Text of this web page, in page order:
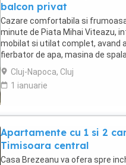
balcon privat
Cazare comfortabila si
minute de Piata Mihai Viteazu,
mobilat si utilat complet, avand
fierbator de apa, masina de
internet. Are si un ...
Cluj-Napoca, Cluj
1 ianuarie
Apartamente cu 1 si 2
Timisoara central
Casa Brezeanu va ofera spre